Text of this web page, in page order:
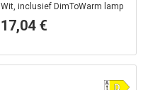
Wit, inclusief DimToWarm lamp
17,04 €